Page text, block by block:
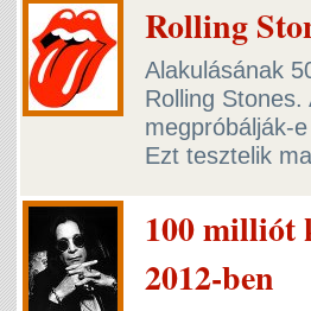
Rolling
Alakulásának
Rolling
megpróbálják-
Ezt tesztelik
100 milliót
2012-ben